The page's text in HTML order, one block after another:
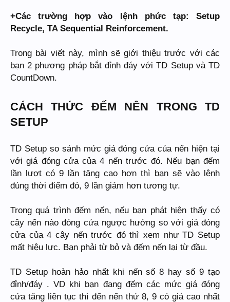
+Các trường hợp vào lệnh phức tạp: Setup
Recycle, TA Sequential Reinforcement.
Trong bài viết này, mình sẽ giới thiệu trước với các
bạn 2 phương pháp bắt đỉnh đáy với TD Setup và TD
CountDown.
CÁCH THỨC ĐẾM NÊN TRONG TD
SETUP
TD Setup so sánh mức giá đóng cửa của nến hiện tại
với giá đóng cửa của 4 nến trước đó. Nếu bạn đếm
lần lượt có 9 lần tăng cao hơn thì bạn sẽ vào lệnh
đúng thời điểm đó, 9 lần giảm hơn tương tự.
Trong quá trình đếm nến, nếu bạn phát hiện thấy có
cây nến nào đóng cửa ngược hướng so với giá đóng
cửa của 4 cây nến trước đó thì xem như TD Setup
mất hiệu lực. Bạn phải từ bỏ và đếm nến lại từ đầu.
TD Setup hoàn hảo nhất khi nến số 8 hay số 9 tạo
đỉnh/đáy . VD khi bạn đang đếm các mức giá đóng
cửa tăng liên tục thì đến nến thứ 8, 9 có giá cao nhất